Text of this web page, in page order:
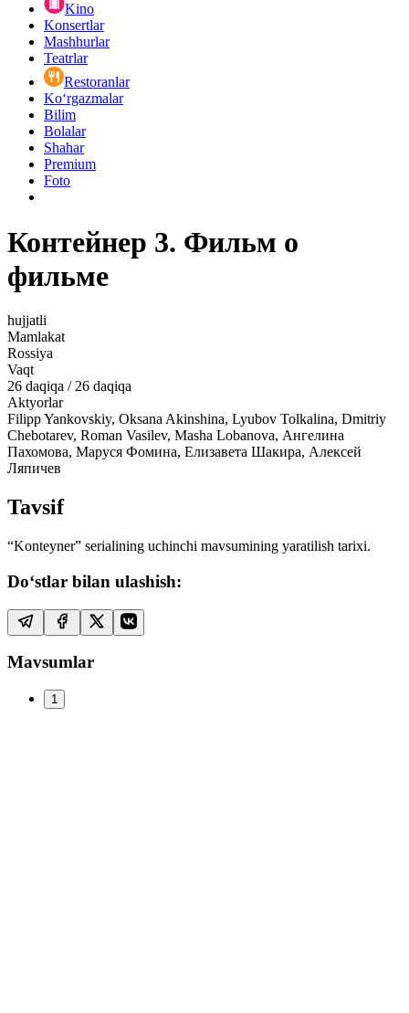
Kino
Konsertlar
Mashhurlar
Teatrlar
Restoranlar
Ko‘rgazmalar
Bilim
Bolalar
Shahar
Premium
Foto
Контейнер 3. Фильм о
фильме
hujjatli
Mamlakat
Rossiya
Vaqt
26 daqiqa / 26 daqiqa
Aktyorlar
Filipp Yankovskiy, Oksana Akinshina, Lyubov Tolkalina, Dmitriy
Chebotarev, Roman Vasilev, Masha Lobanova, Ангелина
Пахомова, Маруся Фомина, Елизавета Шакира, Алексей
Ляпичев
Tavsif
“Konteyner” serialining uchinchi mavsumining yaratilish tarixi.
Do‘stlar bilan ulashish:
Mavsumlar
1